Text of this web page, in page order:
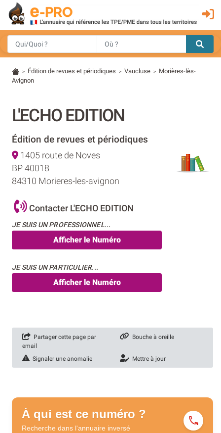
> Édition de revues et périodiques > Vaucluse > Morières-lès-
Avignon
L'ECHO EDITION
Édition de revues et périodiques
1405 route de Noves
BP 40018
84310 Morieres-les-avignon
Contacter L'ECHO EDITION
JE SUIS UN PROFESSIONNEL...
Afficher le Numéro
JE SUIS UN PARTICULIER...
Afficher le Numéro
Partager cette page par
email
Bouche à oreille
Signaler une anomalie Mettre à jour
À qui est ce numéro ?
Recherche dans l'annuaire inversé